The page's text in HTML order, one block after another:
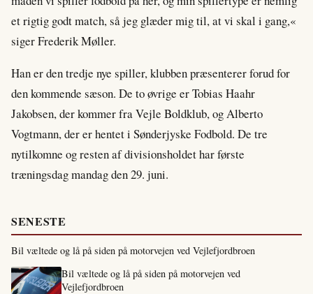
et rigtig godt match, så jeg glæder mig til, at vi skal i gang,«
siger Frederik Møller.
Han er den tredje nye spiller, klubben præsenterer forud for
den kommende sæson. De to øvrige er Tobias Haahr
Jakobsen, der kommer fra Vejle Boldklub, og Alberto
Vogtmann, der er hentet i Sønderjyske Fodbold. De tre
nytilkomne og resten af divisionsholdet har første
træningsdag mandag den 29. juni.
SENESTE
Bil væltede og lå på siden på motorvejen ved Vejlefjordbroen
Bil væltede og lå på siden på motorvejen ved
Vejlefjordbroen